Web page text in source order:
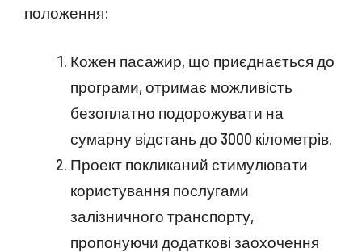
положення:
Кожен пасажир, що приєднається до
програми, отримає можливість
безоплатно подорожувати на
сумарну відстань до 3000 кілометрів.
Проект покликаний стимулювати
користування послугами
залізничного транспорту,
пропонуючи додаткові заохочення